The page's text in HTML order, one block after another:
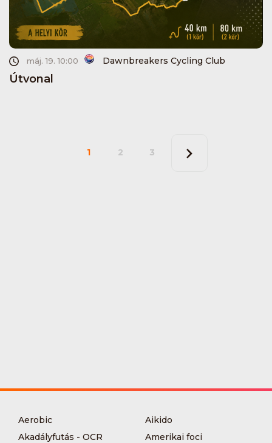
máj. 19. 10:00 Dawnbreakers Cycling Club
Útvonal
1 2 3
Aerobic
Aikido
Akadályfutás - OCR
Amerikai foci